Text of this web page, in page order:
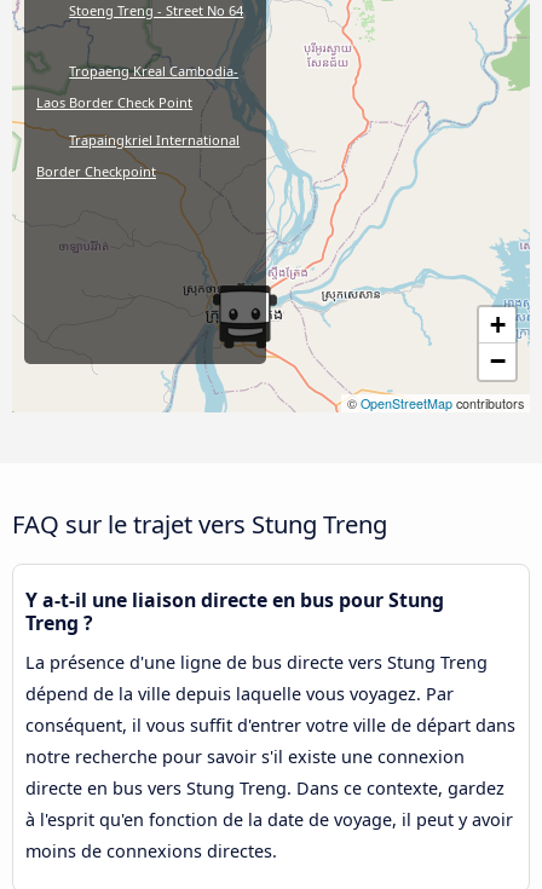
+
−
© OpenStreetMap contributors
Stoeng Treng - Street No 64
Tropaeng Kreal Cambodia-
Laos Border Check Point
Trapaingkriel International
Border Checkpoint
FAQ sur le trajet vers Stung Treng
Y a-t-il une liaison directe en bus pour Stung
Treng ?
La présence d'une ligne de bus directe vers Stung Treng
dépend de la ville depuis laquelle vous voyagez. Par
conséquent, il vous suffit d'entrer votre ville de départ dans
notre recherche pour savoir s'il existe une connexion
directe en bus vers Stung Treng. Dans ce contexte, gardez
à l'esprit qu'en fonction de la date de voyage, il peut y avoir
moins de connexions directes.